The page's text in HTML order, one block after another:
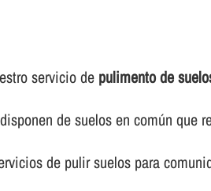
servicio de pulimento de
de suelos en común
de pulir suelos para